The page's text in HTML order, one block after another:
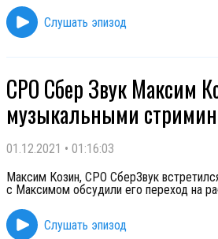
Слушать эпизод
CPO Сбер Звук Максим
музыкальными
01.12.2021 • 01:16:03
Максим Козин, CPO СберЗвук
с Максимом обсудили его переход на
Слушать эпизод